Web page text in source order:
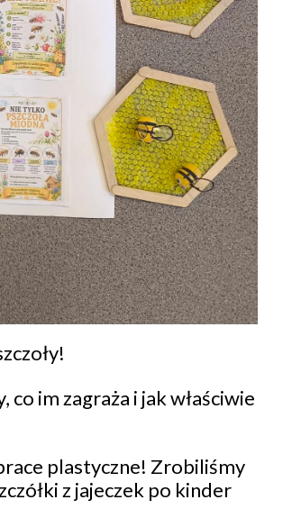
co im zagraża i jak właściwie
plastyczne! Zrobiliśmy
z jajeczek po kinder